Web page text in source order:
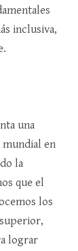
inclusiva,
una
en
la
que el
los
lograr